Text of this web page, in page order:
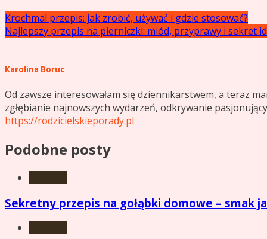
Nawigacja
wpisu
Krochmal przepis: jak zrobić, używać i gdzie stosować?
Najlepszy przepis na pierniczki: miód, przyprawy i sekret
Karolina Boruc
Od zawsze interesowałam się dziennikarstwem, a teraz
zgłębianie najnowszych wydarzeń, odkrywanie
https://rodzicielskieporady.pl
Podobne posty
Sekretny przepis na gołąbki domowe – smak